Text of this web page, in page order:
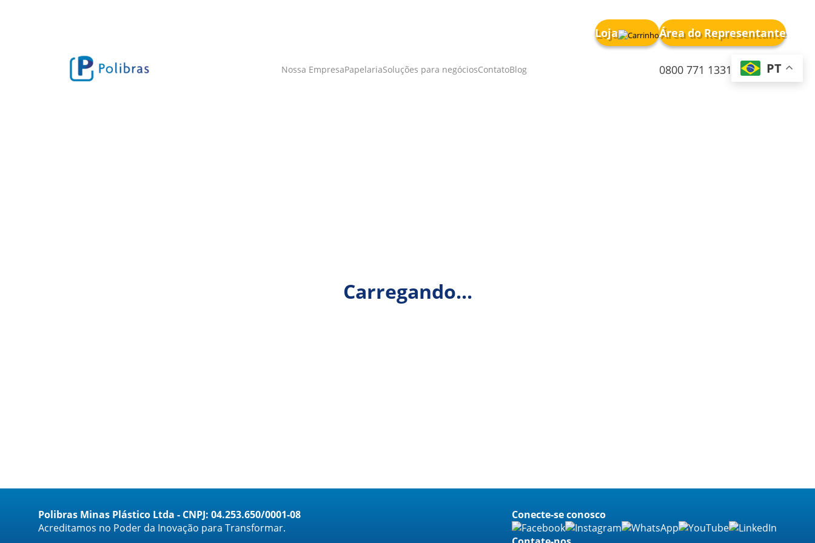
Loja Área do Representante
Nossa EmpresaPapelariaSoluções para negóciosContatoBlog 0800 771 1331
Carregando...
Polibras Minas Plástico Ltda - CNPJ: 04.253.650/0001-08
Acreditamos no Poder da Inovação para Transformar.
Conecte-se conosco
PT